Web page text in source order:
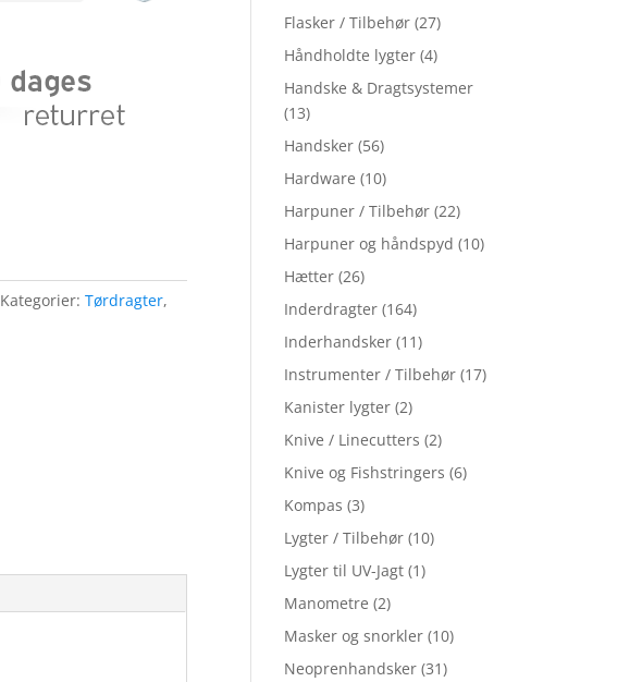
Kategorier:Tørdragter,
Flasker / Tilbehør (27)
Håndholdte lygter (4)
Handske & Dragtsystemer
(13)
Handsker (56)
Hardware (10)
Harpuner / Tilbehør (22)
Harpuner og håndspyd (10)
Hætter (26)
Inderdragter (164)
Inderhandsker (11)
Instrumenter / Tilbehør (17)
Kanister lygter (2)
Knive / Linecutters (2)
Knive og Fishstringers (6)
Kompas (3)
Lygter / Tilbehør (10)
Lygter til UV-Jagt (1)
Manometre (2)
Masker og snorkler (10)
Neoprenhandsker (31)